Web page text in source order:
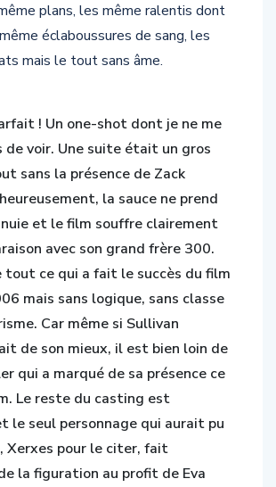
plans, les même ralentis dont
éclaboussures de sang, les
mais le tout sans âme.
! Un one-shot dont je ne me
de voir. Une suite était un gros
sans la présence de Zack
la sauce ne prend
et le film souffre clairement
avec son grand frère 300.
tout ce qui a fait le succès du film
mais sans logique, sans classe
Car même si Sullivan
de son mieux, il est bien loin de
qui a marqué de sa présence ce
Le reste du casting est
le seul personnage qui aurait pu
Xerxes pour le citer, fait
la figuration au profit de Eva